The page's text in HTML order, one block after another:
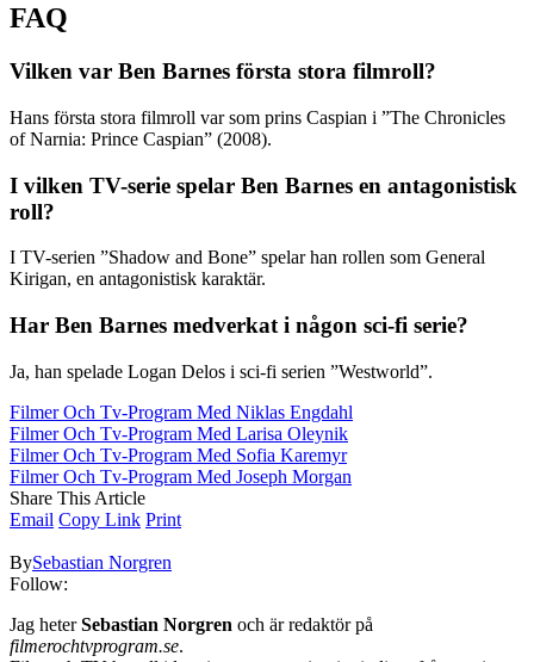
FAQ
Vilken var Ben Barnes första stora filmroll?
Hans första stora filmroll var som prins Caspian i ”The Chronicles
of Narnia: Prince Caspian” (2008).
I vilken TV-serie spelar Ben Barnes en antagonistisk
roll?
I TV-serien ”Shadow and Bone” spelar han rollen som General
Kirigan, en antagonistisk karaktär.
Har Ben Barnes medverkat i någon sci-fi serie?
Ja, han spelade Logan Delos i sci-fi serien ”Westworld”.
Filmer Och Tv-Program Med Niklas Engdahl
Filmer Och Tv-Program Med Larisa Oleynik
Filmer Och Tv-Program Med Sofia Karemyr
Filmer Och Tv-Program Med Joseph Morgan
Share This Article
Email Copy Link Print
BySebastian Norgren
Follow:
Jag heterSebastian Norgren och är redaktör på
filmerochtvprogram.se.